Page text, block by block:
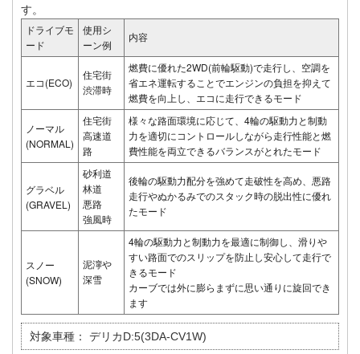
す。
ドライブモ
ード
使用シ
ーン例
内容
エコ(ECO)
住宅街
渋滞時
燃費に優れた2WD(前輪駆動)で走行し、空調を
省エネ運転することでエンジンの負担を抑えて
燃費を向上し、エコに走行できるモード
ノーマル
(NORMAL)
住宅街
高速道
路
様々な路面環境に応じて、4輪の駆動力と制動
力を適切にコントロールしながら走行性能と燃
費性能を両立できるバランスがとれたモード
グラベル
(GRAVEL)
砂利道
林道
悪路
強風時
後輪の駆動力配分を強めて走破性を高め、悪路
走行やぬかるみでのスタック時の脱出性に優れ
たモード
スノー
(SNOW)
泥濘や
深雪
4輪の駆動力と制動力を最適に制御し、滑りや
すい路面でのスリップを防止し安心して走行で
きるモード
カーブでは外に膨らまずに思い通りに旋回でき
ます
対象車種： デリカD:5(3DA-CV1W)